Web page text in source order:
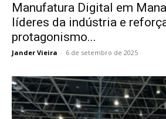
Manufatura Digital em
líderes da indústria e
protagonismo...
Jander Vieira - 6 de setembro de 2025